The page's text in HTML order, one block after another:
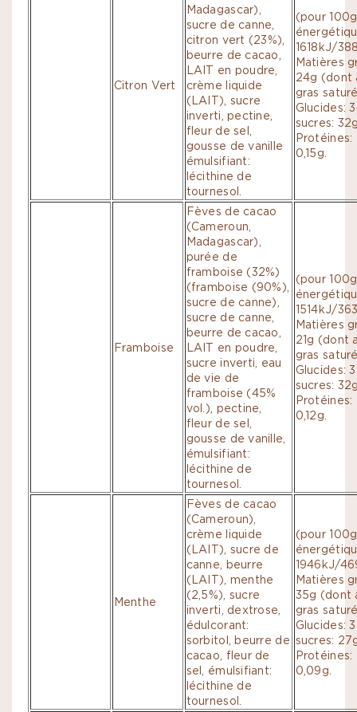
Citron Vert
Madagascar),
sucre de canne,
citron vert (23%),
beurre de cacao,
LAIT en poudre,
crème liquide
(LAIT), sucre
inverti, pectine,
fleur de sel,
gousse de vanille
émulsifiant:
lécithine de
tournesol.
(pour
1618kJ/
Matières
24g (dont
gras
Glucides:
sucres:
Protéines:
0,15g.
Framboise
Fèves de cacao
(Cameroun,
Madagascar),
purée de
framboise (32%)
(framboise (90%),
sucre de canne),
sucre de canne,
beurre de cacao,
LAIT en poudre,
sucre inverti, eau
de vie de
framboise (45%
vol.), pectine,
fleur de sel,
gousse de vanille,
émulsifiant:
lécithine de
tournesol.
(pour
1514kJ/
Matières
21g (dont
gras
Glucides:
sucres:
Protéines:
0,12g.
Menthe
Fèves de cacao
(Cameroun),
crème liquide
(LAIT), sucre de
canne, beurre
(LAIT), menthe
(2,5%), sucre
inverti, dextrose,
édulcorant:
sorbitol, beurre de
cacao, fleur de
sel, émulsifiant:
lécithine de
tournesol.
(pour
1946kJ/
Matières
35g (dont
gras
Glucides:
sucres:
Protéines:
0,09g.